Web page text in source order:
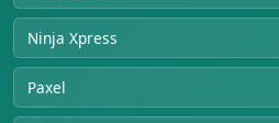
Ninja Xpress
Paxel